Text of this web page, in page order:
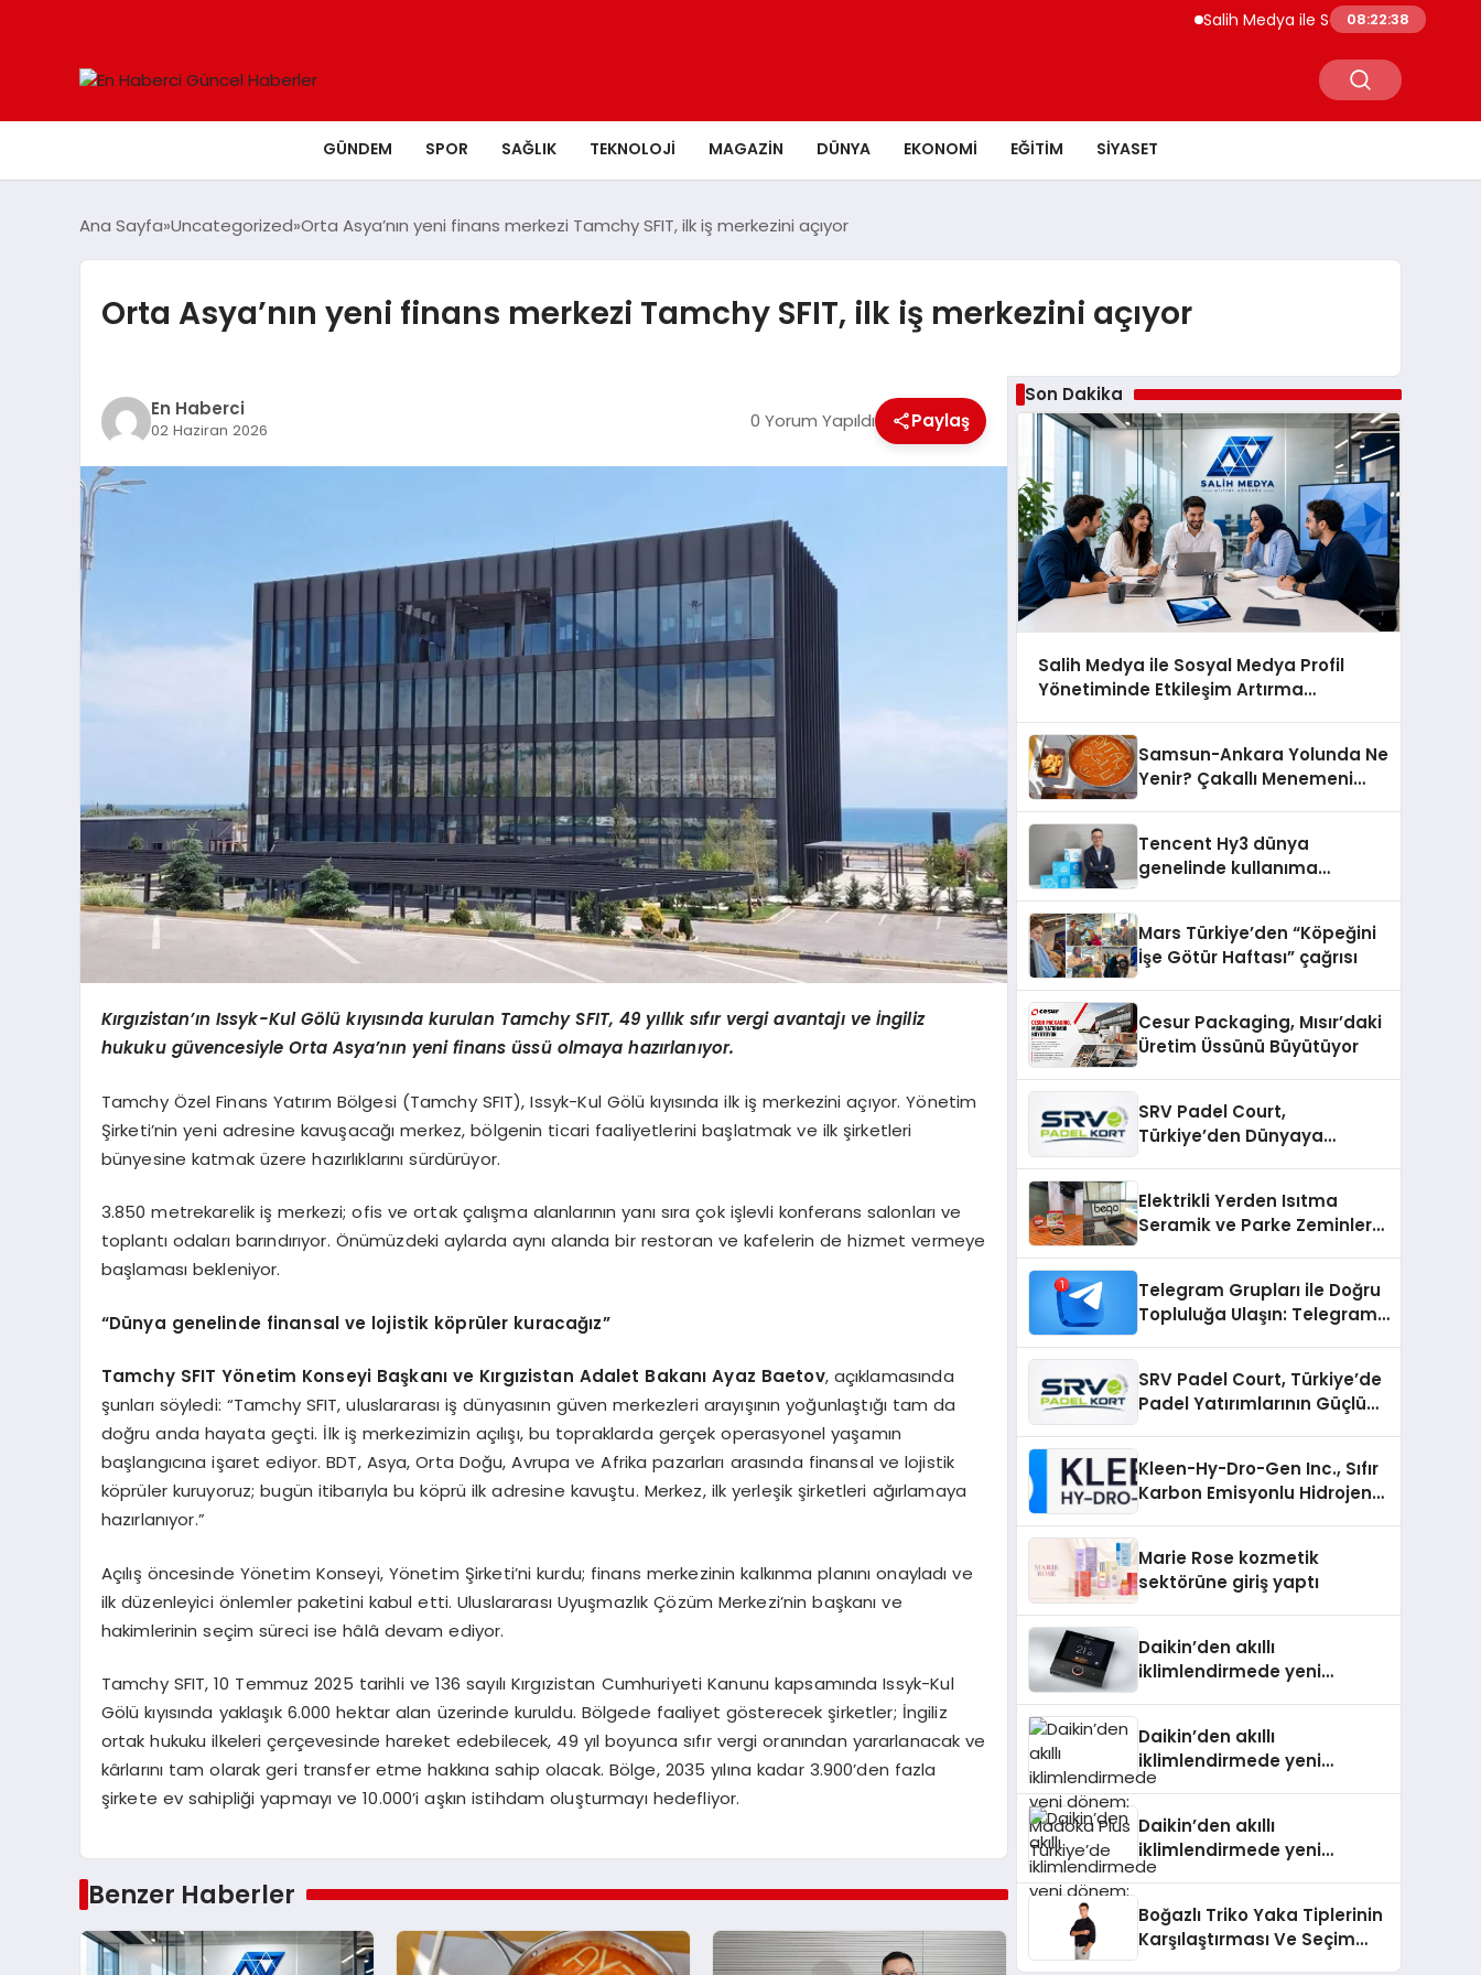
Salih Medya ile Sosyal Medya Profil
08:22:39
GÜNDEM SPOR SAĞLIK TEKNOLOJI MAGAZIN DÜNYA EKONOMI EĞITIM SIYASET
Ana Sayfa Uncategorized Orta Asya’nın yeni finans merkezi Tamchy SFIT, ilk iş merkezini açıyor
Orta Asya’nın yeni finans merkezi Tamchy SFIT, ilk iş merkezini açıyor
En Haberci
02 Haziran 2026 0 Yorum Yapıldı Paylaş
Kırgızistan’ın Issyk-Kul Gölü kıyısında kurulan Tamchy SFIT, 49 yıllık sıfır vergi avantajı ve İngiliz
hukuku güvencesiyle Orta Asya’nın yeni finans üssü olmaya hazırlanıyor.
Tamchy Özel Finans Yatırım Bölgesi (Tamchy SFIT), Issyk-Kul Gölü kıyısında ilk iş merkezini açıyor. Yönetim
Şirketi’nin yeni adresine kavuşacağı merkez, bölgenin ticari faaliyetlerini başlatmak ve ilk şirketleri
bünyesine katmak üzere hazırlıklarını sürdürüyor.
3.850 metrekarelik iş merkezi; ofis ve ortak çalışma alanlarının yanı sıra çok işlevli konferans salonları ve
toplantı odaları barındırıyor. Önümüzdeki aylarda aynı alanda bir restoran ve kafelerin de hizmet vermeye
başlaması bekleniyor.
“Dünya genelinde finansal ve lojistik köprüler kuracağız”
Tamchy SFIT Yönetim Konseyi Başkanı ve Kırgızistan Adalet Bakanı Ayaz Baetov, açıklamasında
şunları söyledi: “Tamchy SFIT, uluslararası iş dünyasının güven merkezleri arayışının yoğunlaştığı tam da
doğru anda hayata geçti. İlk iş merkezimizin açılışı, bu topraklarda gerçek operasyonel yaşamın
başlangıcına işaret ediyor. BDT, Asya, Orta Doğu, Avrupa ve Afrika pazarları arasında finansal ve lojistik
köprüler kuruyoruz; bugün itibarıyla bu köprü ilk adresine kavuştu. Merkez, ilk yerleşik şirketleri ağırlamaya
hazırlanıyor.”
Açılış öncesinde Yönetim Konseyi, Yönetim Şirketi’ni kurdu; finans merkezinin kalkınma planını onayladı ve
ilk düzenleyici önlemler paketini kabul etti. Uluslararası Uyuşmazlık Çözüm Merkezi’nin başkanı ve
hakimlerinin seçim süreci ise hâlâ devam ediyor.
Tamchy SFIT, 10 Temmuz 2025 tarihli ve 136 sayılı Kırgızistan Cumhuriyeti Kanunu kapsamında Issyk-Kul
Gölü kıyısında yaklaşık 6.000 hektar alan üzerinde kuruldu. Bölgede faaliyet gösterecek şirketler; İngiliz
ortak hukuku ilkeleri çerçevesinde hareket edebilecek, 49 yıl boyunca sıfır vergi oranından yararlanacak ve
kârlarını tam olarak geri transfer etme hakkına sahip olacak. Bölge, 2035 yılına kadar 3.900’den fazla
şirkete ev sahipliği yapmayı ve 10.000’i aşkın istihdam oluşturmayı hedefliyor.
Benzer Haberler
Son Dakika
Salih Medya ile Sosyal Medya Profil
Yönetiminde Etkileşim Artırma
Samsun-Ankara Yolunda Ne
Yenir? Çakallı Menemeni
Tencent Hy3 dünya
genelinde kullanıma
Mars Türkiye’den “Köpeğini
İşe Götür Haftası” çağrısı
Cesur Packaging, Mısır’daki
Üretim Üssünü Büyütüyor
SRV Padel Court,
Türkiye’den Dünyaya
Elektrikli Yerden Isıtma
Seramik ve Parke Zeminler
Telegram Grupları ile Doğru
Topluluğa Ulaşın: Telegram
SRV Padel Court, Türkiye’de
Padel Yatırımlarının Güçlü
Kleen-Hy-Dro-Gen Inc., Sıfır
Karbon Emisyonlu Hidrojen
Aldı
Marie Rose kozmetik
sektörüne giriş yaptı
Daikin’den akıllı
iklimlendirmede yeni
Daikin’den akıllı
iklimlendirmede yeni
dönem: Madoka Plus
Daikin’den akıllı
iklimlendirmede yeni
dönem: Madoka Plus
Boğazlı Triko Yaka Tiplerinin
Karşılaştırması Ve Seçim